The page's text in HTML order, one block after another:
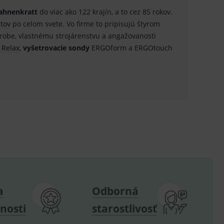
do viac ako 122 krajín, a to cez 85 rokov.
po celom svete. Vo firme to pripisujú štyrom
vlastnému strojárenstvu a angažovanosti
, vyšetrovacie sondy ERGOform a ERGOtouch
Odborná
starostlivosť
zapamatování
aby banner cookie
analytics.
zobrazení
reklamy.
předvoleb pro
webu používá